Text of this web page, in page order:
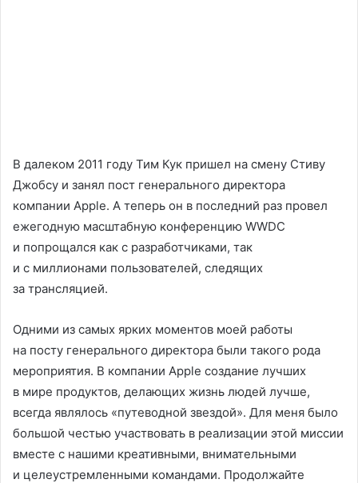
В далеком 2011 году Тим Кук пришел на смену Стиву
Джобсу и занял пост генерального директора
компании Apple. А теперь он в последний раз провел
ежегодную масштабную конференцию WWDC
и попрощался как с разработчиками, так
и с миллионами пользователей, следящих
за трансляцией.
Одними из самых ярких моментов моей работы
на посту генерального директора были такого рода
мероприятия. В компании Apple создание лучших
в мире продуктов, делающих жизнь людей лучше,
всегда являлось «путеводной звездой». Для меня было
большой честью участвовать в реализации этой миссии
вместе с нашими креативными, внимательными
и целеустремленными командами. Продолжайте